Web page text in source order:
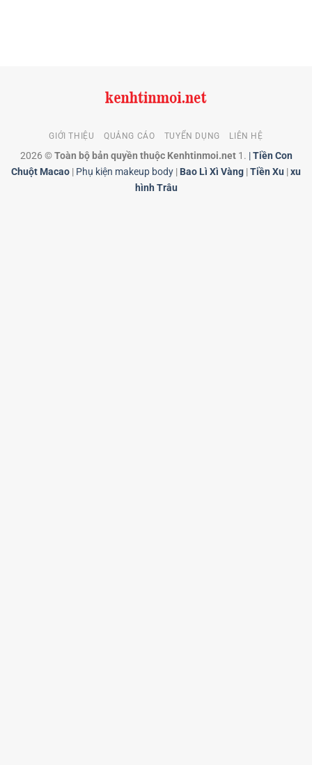
GIỚI THIỆU QUẢNG CÁO TUYỂN DỤNG LIÊN HỆ
2026 ©Toàn bộ bản quyền thuộc Kenhtinmoi.net1. |Tiền Con
Chuột Macao | Phụ kiện makeup body | Bao Lì Xì Vàng |Tiền Xu |xu
hình Trâu